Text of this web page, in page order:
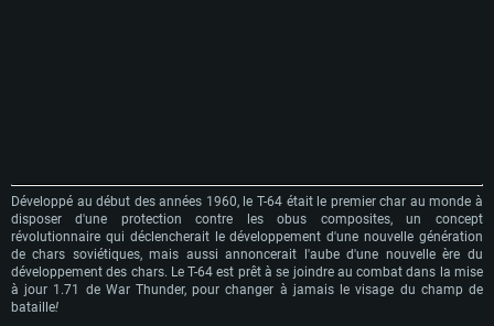
Développé au début des années 1960, le T-64 était le premier char au monde à
disposer d'une protection contre les obus composites, un concept
révolutionnaire qui déclencherait le développement d'une nouvelle génération
de chars soviétiques, mais aussi annoncerait l'aube d'une nouvelle ère du
développement des chars. Le T-64 est prêt à se joindre au combat dans la mise
à jour 1.71 de War Thunder, pour changer à jamais le visage du champ de
bataille!